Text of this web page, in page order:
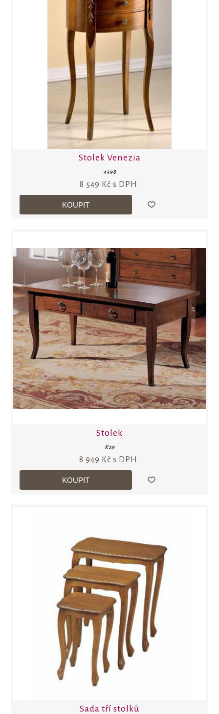
Stolek Venezia
4398
8 549 Kč s DPH
Stolek
K29
8 949 Kč s DPH
Sada tří stolků